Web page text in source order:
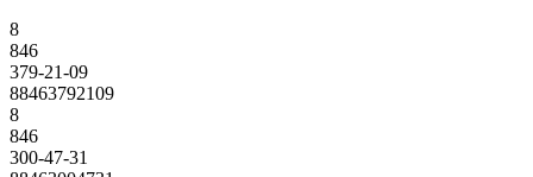
8
846
379-21-09
88463792109
8
846
300-47-31